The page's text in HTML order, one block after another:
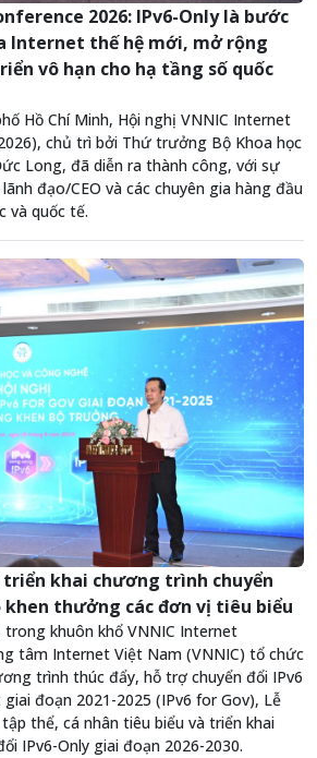
khai chương trình chuyển
khen thưởng các đơn vị tiêu biểu
trong khuôn khổ VNNIC Internet
tâm Internet Việt Nam (VNNIC) tổ chức
trình thúc đẩy, hỗ trợ chuyển đổi IPv6
đoạn 2021-2025 (IPv6 for Gov), Lễ
thể, cá nhân tiêu biểu và triển khai
IPv6-Only giai đoạn 2026-2030.
2026: IPv6-Only là bước
Internet thế hệ mới, mở rộng
vô hạn cho hạ tầng số quốc
Hồ Chí Minh, Hội nghị VNNIC Internet
chủ trì bởi Thứ trưởng Bộ Khoa học
Long, đã diễn ra thành công, với sự
đạo/CEO và các chuyên gia hàng đầu
và quốc tế.